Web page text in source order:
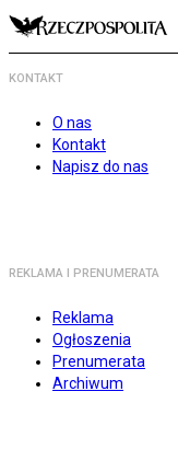
KONTAKT
O nas
Kontakt
Napisz do nas
REKLAMA I PRENUMERATA
Reklama
Ogłoszenia
Prenumerata
Archiwum